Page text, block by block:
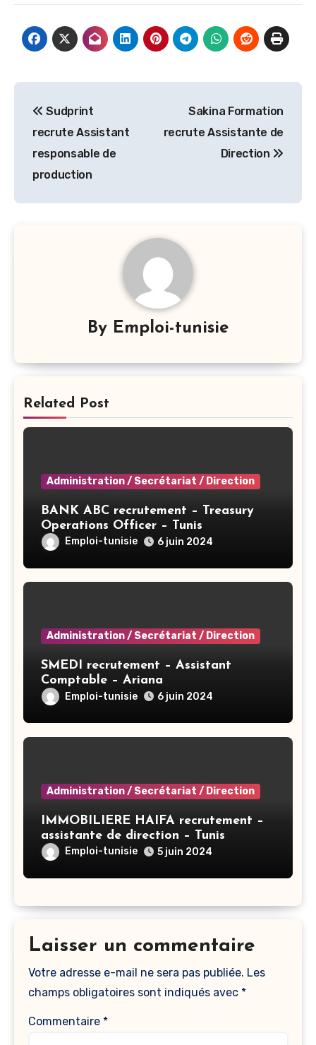
de
l’article
Sudprint
recrute Assistant
responsable de
production
Sakina Formation
recrute Assistante de
Direction
By Emploi-tunisie
Related Post
Administration / Secrétariat / Direction
BANK ABC recrutement – Treasury
Operations Officer – Tunis
Emploi-tunisie 6 juin 2024
Administration / Secrétariat / Direction
SMEDI recrutement – Assistant
Comptable – Ariana
Emploi-tunisie 6 juin 2024
Administration / Secrétariat / Direction
IMMOBILIERE HAIFA recrutement –
assistante de direction – Tunis
Emploi-tunisie 5 juin 2024
Laisser un commentaire
Votre adresse e-mail ne sera pas publiée. Les
champs obligatoires sont indiqués avec *
Commentaire *